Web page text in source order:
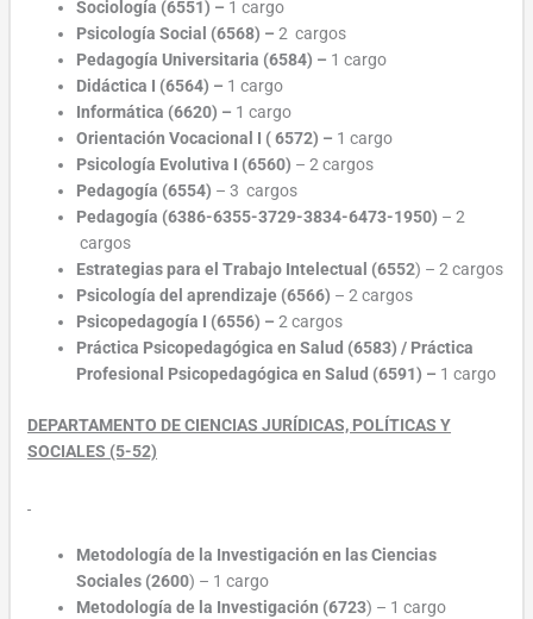
Sociología (6551) – 1 cargo
Psicología Social (6568) –2 cargos
Pedagogía Universitaria (6584) – 1 cargo
Didáctica I (6564) – 1 cargo
Informática (6620) – 1 cargo
Orientación Vocacional I ( 6572) – 1 cargo
Psicología Evolutiva I (6560) – 2 cargos
Pedagogía (6554) – 3 cargos
Pedagogía (6386-6355-3729-3834-6473-1950) – 2
cargos
Estrategias para el Trabajo Intelectual (6552) – 2 cargos
Psicología del aprendizaje (6566) – 2 cargos
Psicopedagogía I (6556) –2 cargos
Práctica Psicopedagógica en Salud (6583) / Práctica
Profesional Psicopedagógica en Salud (6591) – 1 cargo
DEPARTAMENTO DE CIENCIAS JURÍDICAS, POLÍTICAS Y
SOCIALES (5-52)
Metodología de la Investigación en las Ciencias
Sociales (2600) – 1 cargo
Metodología de la Investigación (6723) – 1 cargo